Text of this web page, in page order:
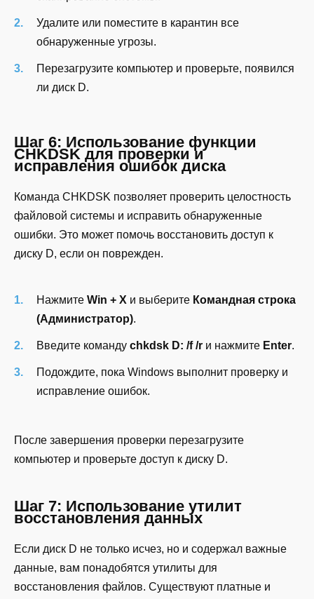
Удалите или поместите в карантин все
обнаруженные угрозы.
Перезагрузите компьютер и проверьте, появился
ли диск D.
Шаг 6: Использование функции
CHKDSK для проверки и
исправления ошибок диска
Команда CHKDSK позволяет проверить целостность
файловой системы и исправить обнаруженные
ошибки. Это может помочь восстановить доступ к
диску D, если он поврежден.
Нажмите Win + X и выберите Командная строка
(Администратор).
Введите команду chkdsk D: /f /r и нажмите Enter.
Подождите, пока Windows выполнит проверку и
исправление ошибок.
После завершения проверки перезагрузите
компьютер и проверьте доступ к диску D.
Шаг 7: Использование утилит
восстановления данных
Если диск D не только исчез, но и содержал важные
данные, вам понадобятся утилиты для
восстановления файлов. Существуют платные и